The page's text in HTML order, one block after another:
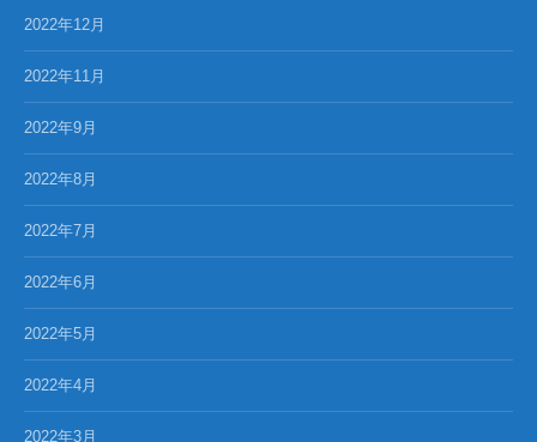
2022年12月
2022年11月
2022年9月
2022年8月
2022年7月
2022年6月
2022年5月
2022年4月
2022年3月